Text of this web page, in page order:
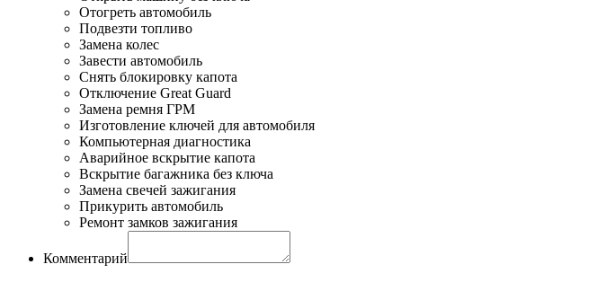
Отогреть автомобиль
Подвезти топливо
Замена колес
Завести автомобиль
Снять блокировку капота
Отключение Great Guard
Замена ремня ГРМ
Изготовление ключей для автомобиля
Компьютерная диагностика
Аварийное вскрытие капота
Вскрытие багажника без ключа
Замена свечей зажигания
Прикурить автомобиль
Ремонт замков зажигания
Комментарий